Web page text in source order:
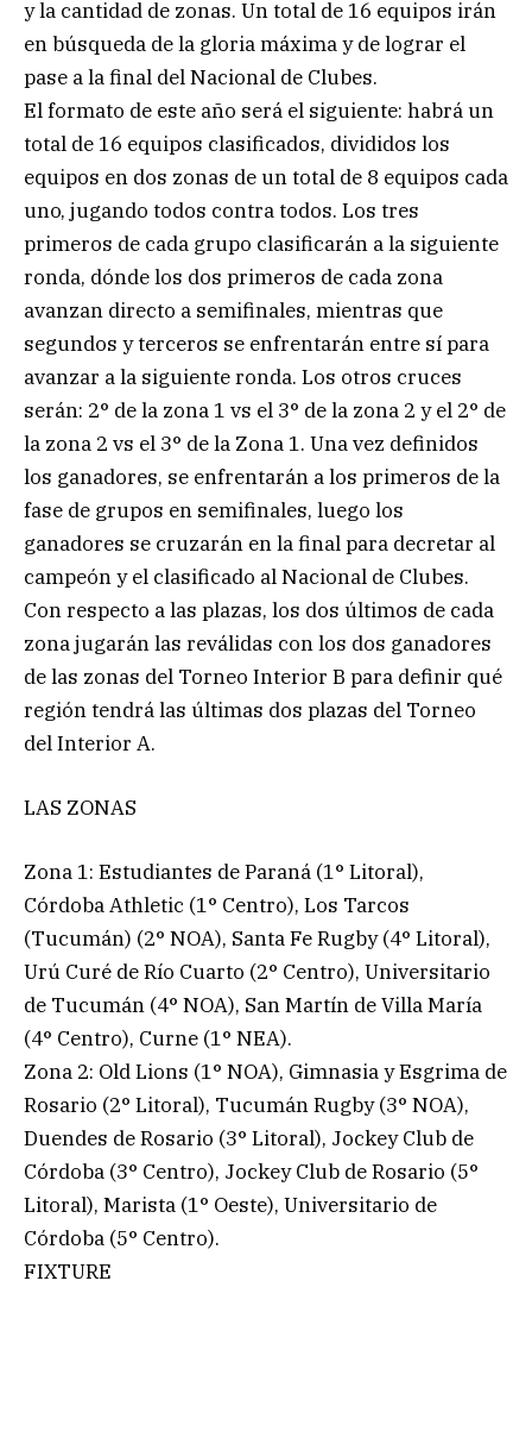
y la cantidad de zonas. Un total de 16 equipos irán
en búsqueda de la gloria máxima y de lograr el
pase a la final del Nacional de Clubes.
El formato de este año será el siguiente: habrá un
total de 16 equipos clasificados, divididos los
equipos en dos zonas de un total de 8 equipos cada
uno, jugando todos contra todos. Los tres
primeros de cada grupo clasificarán a la siguiente
ronda, dónde los dos primeros de cada zona
avanzan directo a semifinales, mientras que
segundos y terceros se enfrentarán entre sí para
avanzar a la siguiente ronda. Los otros cruces
serán: 2° de la zona 1 vs el 3° de la zona 2 y el 2° de
la zona 2 vs el 3° de la Zona 1. Una vez definidos
los ganadores, se enfrentarán a los primeros de la
fase de grupos en semifinales, luego los
ganadores se cruzarán en la final para decretar al
campeón y el clasificado al Nacional de Clubes.
Con respecto a las plazas, los dos últimos de cada
zona jugarán las reválidas con los dos ganadores
de las zonas del Torneo Interior B para definir qué
región tendrá las últimas dos plazas del Torneo
del Interior A.
LAS ZONAS
Zona 1: Estudiantes de Paraná (1° Litoral),
Córdoba Athletic (1° Centro), Los Tarcos
(Tucumán) (2° NOA), Santa Fe Rugby (4° Litoral),
Urú Curé de Río Cuarto (2° Centro), Universitario
de Tucumán (4° NOA), San Martín de Villa María
(4° Centro), Curne (1° NEA).
Zona 2: Old Lions (1° NOA), Gimnasia y Esgrima de
Rosario (2° Litoral), Tucumán Rugby (3° NOA),
Duendes de Rosario (3° Litoral), Jockey Club de
Córdoba (3° Centro), Jockey Club de Rosario (5°
Litoral), Marista (1° Oeste), Universitario de
Córdoba (5° Centro).
FIXTURE